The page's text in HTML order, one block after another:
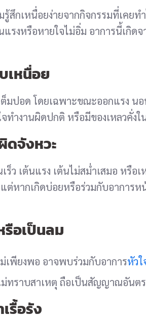
รู้สึกเหนื่อยง่ายจากกิจกรรมที่เคย
รงหรือหายใจไม่อิ่ม อาการนี้เกิด
เหนื่อย
มปอด โดยเฉพาะขณะออกแรง น
ำงานผิดปกติ หรือมีของเหลวคั่งใ
ดจังหวะ
ร็ว เต้นแรง เต้นไม่สม่ำเสมอ หรือ
ต่หากเกิดบ่อยหรือร่วมกับอาการห
รือเป็นลม
ม่เพียงพอ อาจพบร่วมกับอาการหัว
ม่ทราบสาเหตุ ถือเป็นสัญญาณอัน
รื้อรัง